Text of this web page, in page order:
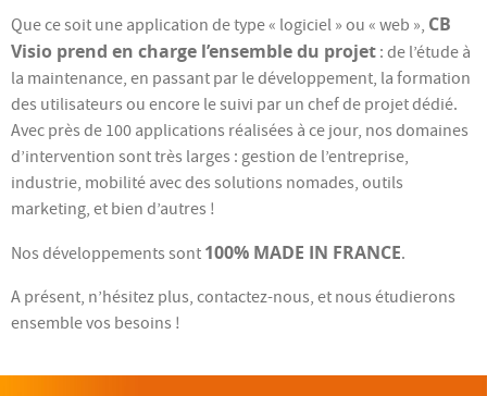
Que ce soit une application de type « logiciel » ou « web », CB
Visio prend en charge l’ensemble du projet : de l’étude à
la maintenance, en passant par le développement, la formation
des utilisateurs ou encore le suivi par un chef de projet dédié.
Avec près de 100 applications réalisées à ce jour, nos domaines
d’intervention sont très larges : gestion de l’entreprise,
industrie, mobilité avec des solutions nomades, outils
marketing, et bien d’autres !
Nos développements sont 100% MADE IN FRANCE.
A présent, n’hésitez plus, contactez-nous, et nous étudierons
ensemble vos besoins !